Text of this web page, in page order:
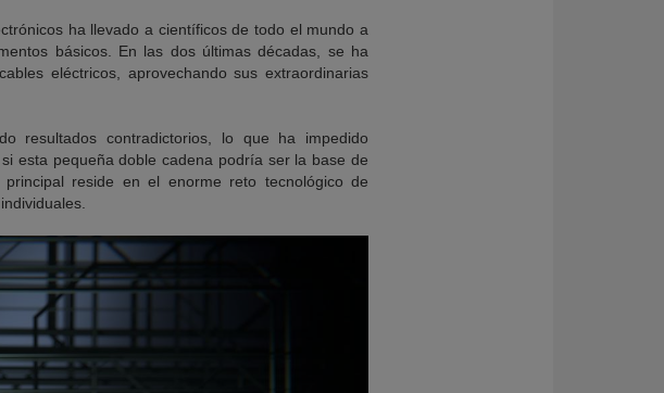
ha llevado a científicos de todo el mundo a
básicos. En las dos últimas décadas, se ha
eléctricos, aprovechando sus extraordinarias
resultados contradictorios, lo que ha impedido
esta pequeña doble cadena podría ser la base de
reside en el enorme reto tecnológico de